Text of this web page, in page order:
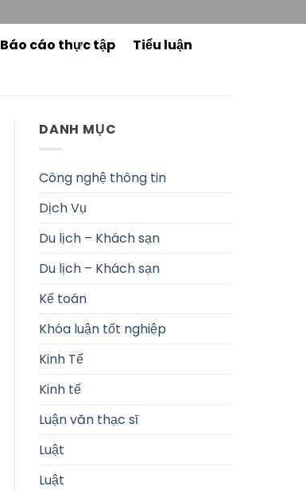
Báo cáo thực tập
Tiểu luận
DANH MỤC
Công nghệ thông tin
Dịch Vụ
Du lịch – Khách sạn
Du lịch – Khách sạn
Kế toán
Khóa luận tốt nghiệp
Kinh Tế
Kinh tế
Luận văn thạc sĩ
Luật
Luật